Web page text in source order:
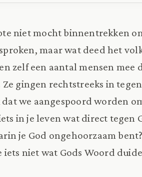
niet mocht binnentrekken
maar wat deed het
zelf een aantal mensen mee
gingen rechtstreeks in
we aangespoord worden
in je leven wat direct tegen
je God ongehoorzaam
niet wat Gods Woord